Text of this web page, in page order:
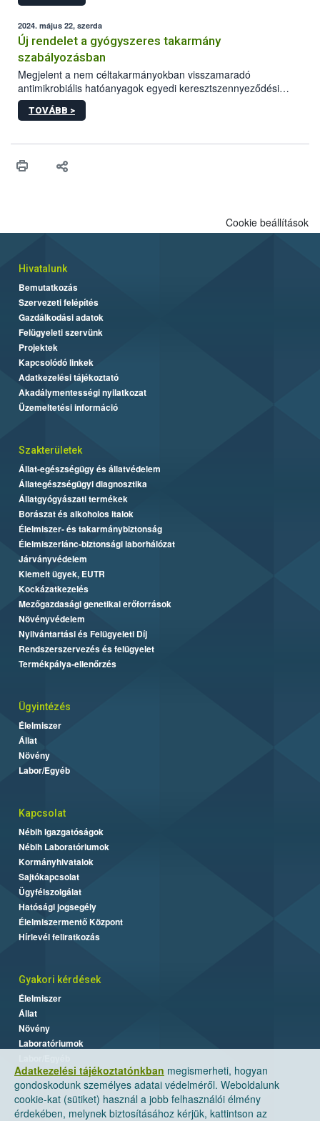
2024. május 22, szerda
Új rendelet a gyógyszeres takarmány
szabályozásban
Megjelent a nem céltakarmányokban visszamaradó
antimikrobiális hatóanyagok egyedi keresztszennyeződési
határértékeinek és ezen anyagokra vonatkozó analitikai
módszerek megállapításáról szóló EU rendelet.
TOVÁBB >
Adatkezelési tájékoztatónkban megismerheti, hogyan
gondoskodunk személyes adatai védelméről. Weboldalunk
cookie-kat (sütiket) használ a jobb felhasználói élmény
érdekében, melynek biztosításához kérjük, kattintson az
Cookie beállítások
Hivatalunk
Bemutatkozás
Szervezeti felépítés
Gazdálkodási adatok
Felügyeleti szervünk
Projektek
Kapcsolódó linkek
Adatkezelési tájékoztató
Akadálymentességi nyilatkozat
Üzemeltetési információ
Szakterületek
Állat-egészségügy és állatvédelem
Állategészségügyi diagnosztika
Állatgyógyászati termékek
Borászat és alkoholos italok
Élelmiszer- és takarmánybiztonság
Élelmiszerlánc-biztonsági laborhálózat
Járványvédelem
Kiemelt ügyek, EUTR
Kockázatkezelés
Mezőgazdasági genetikai erőforrások
Növényvédelem
Nyilvántartási és Felügyeleti Díj
Rendszerszervezés és felügyelet
Termékpálya-ellenőrzés
Ügyintézés
Élelmiszer
Állat
Növény
Labor/Egyéb
Kapcsolat
Nébih Igazgatóságok
Nébih Laboratóriumok
Kormányhivatalok
Sajtókapcsolat
Ügyfélszolgálat
Hatósági jogsegély
Élelmiszermentő Központ
Hírlevél feliratkozás
Gyakori kérdések
Élelmiszer
Állat
Növény
Laboratóriumok